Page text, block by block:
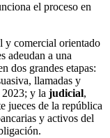
el proceso en
y comercial orientado
adeudan a una
dos grandes etapas:
llamadas y
2023; y la judicial,
jueces de la república
y activos del